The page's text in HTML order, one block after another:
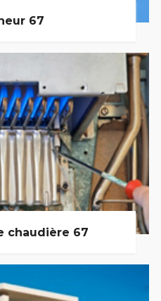
67
chaudière 67